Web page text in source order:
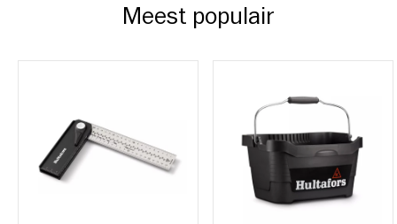
Meest populair